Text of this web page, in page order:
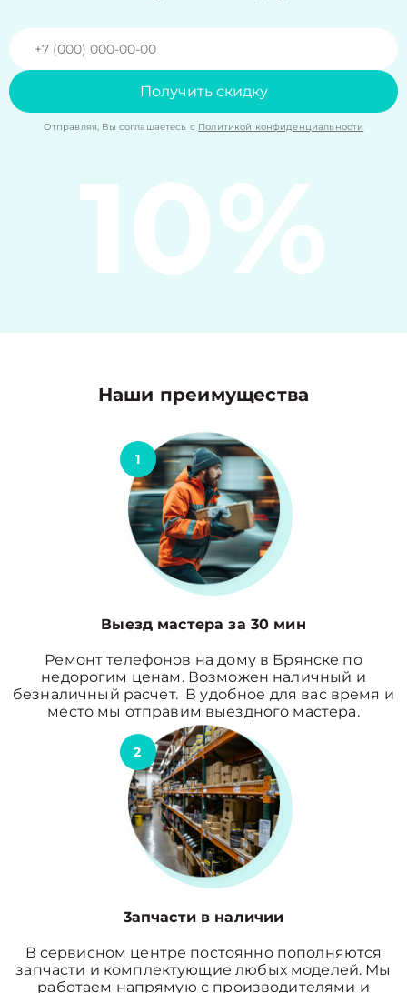
Получить скидку
Отправляя, Вы соглашаетесь с Политикой конфиденциальности
10%
Наши преимущества
1
Выезд мастера за 30 мин
Ремонт телефонов на дому в Брянске по
недорогим ценам. Возможен наличный и
безналичный расчет. В удобное для вас время и
место мы отправим выездного мастера.
2
3апчасти в наличии
В сервисном центре постоянно пополняются
запчасти и комплектующие любых моделей. Мы
работаем напрямую с производителями и